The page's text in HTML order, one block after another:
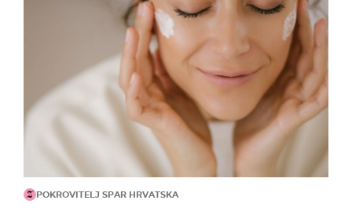
Šahtar je poveo! Marlos je prošao po desnoj strani i odlično
uposlio dotrčalog Konoplyanku u sredini, koji je je pogodio
Bila je gužva u petercu Dinama, ali obrana modrih je očistila.
POKROVITELJ SPAR HRVATSKA